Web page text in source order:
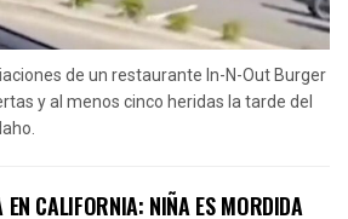
de un restaurante In-N-Out Burger
y al menos cinco heridas la tarde del
EN CALIFORNIA: NIÑA ES MORDIDA